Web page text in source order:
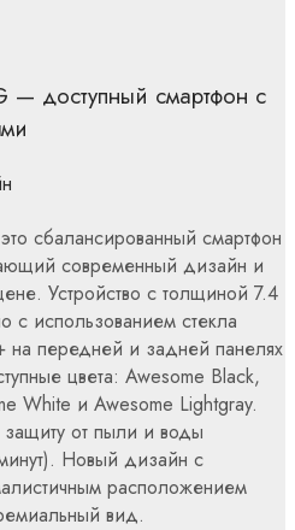
— доступный смартфон с
сбалансированный смартфон
современный дизайн и
Устройство с толщиной 7.4
с использованием стекла
на передней и задней панелях
цвета: Awesome Black,
White и Awesome Lightgray.
защиту от пыли и воды
Новый дизайн с
расположением
вид.